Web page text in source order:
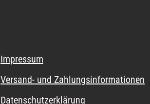
Impressum
Versand- und Zahlungsinformationen
Datenschutzerklärung